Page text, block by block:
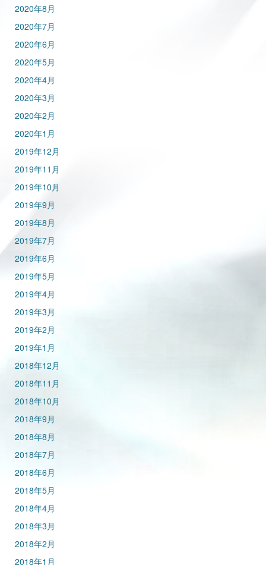
2020年8月
2020年7月
2020年6月
2020年5月
2020年4月
2020年3月
2020年2月
2020年1月
2019年12月
2019年11月
2019年10月
2019年9月
2019年8月
2019年7月
2019年6月
2019年5月
2019年4月
2019年3月
2019年2月
2019年1月
2018年12月
2018年11月
2018年10月
2018年9月
2018年8月
2018年7月
2018年6月
2018年5月
2018年4月
2018年3月
2018年2月
2018年1月